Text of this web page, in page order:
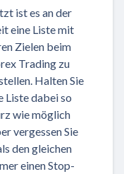
ist es an der
eine Liste mit
Zielen beim
Trading zu
Halten Sie
Liste dabei so
wie möglich
vergessen Sie
den gleichen
einen Stop-